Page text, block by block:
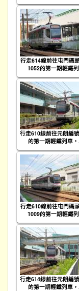
行走614線前往屯門碼
1052的第一期輕鐵
行走610線前往元朗編
的第一期輕鐵列車
行走610線前往屯門碼
1009的第一期輕鐵
行走614線前往元朗編
的第一期輕鐵列車